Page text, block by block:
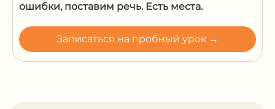
ошибки, поставим речь. Есть места.
Записаться на пробный урок →